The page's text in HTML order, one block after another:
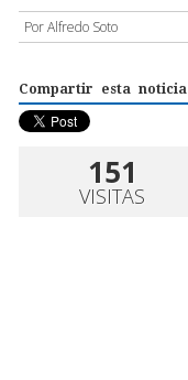
Por Alfredo Soto
Compartir esta noticia
151
VISITAS